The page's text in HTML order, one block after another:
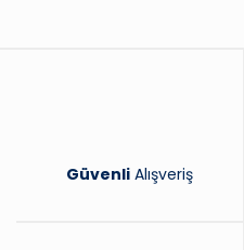
Güvenli Alışveriş